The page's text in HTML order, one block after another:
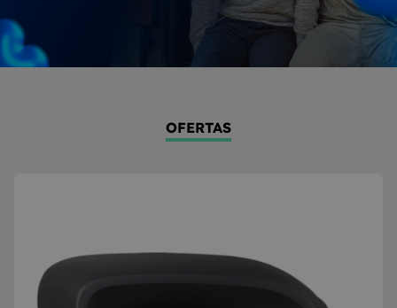
10 MÁQUINA DE VIDRO
OFERTAS